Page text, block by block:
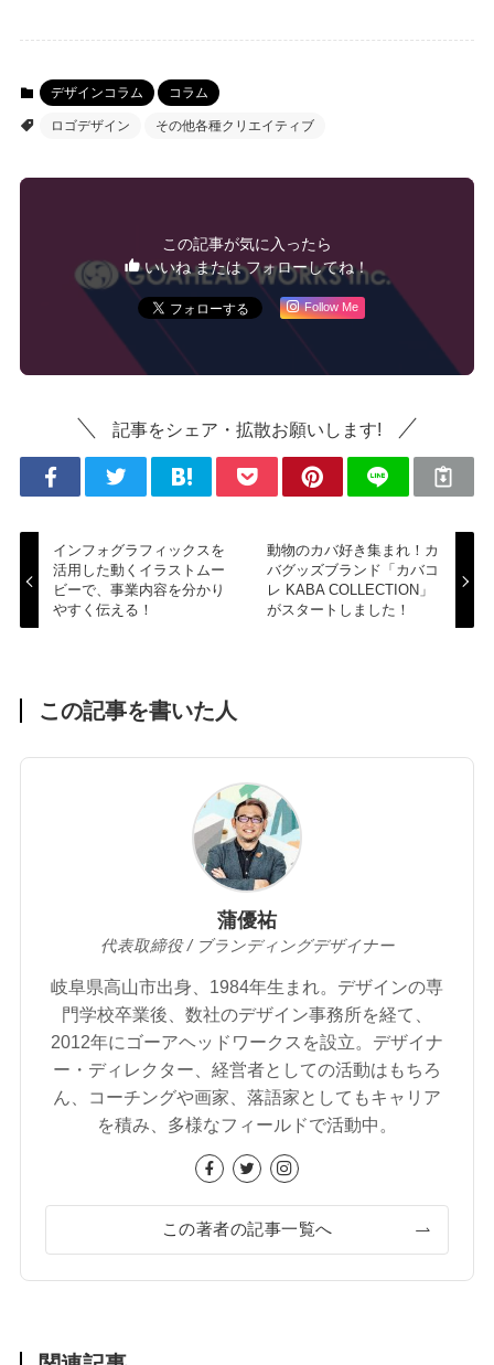
デザインコラム コラム
ロゴデザイン その他各種クリエイティブ
この記事が気に入ったら
いいね または フォローしてね！
Follow Me
記事をシェア・拡散お願いします!
インフォグラフィックスを
活用した動くイラストムー
ビーで、事業内容を分かり
やすく伝える！
動物のカバ好き集まれ！カ
バグッズブランド「カバコ
レ KABA COLLECTION」
がスタートしました！
この記事を書いた人
蒲優祐
代表取締役 / ブランディングデザイナー
岐阜県高山市出身、1984年生まれ。デザインの専
門学校卒業後、数社のデザイン事務所を経て、
2012年にゴーアヘッドワークスを設立。デザイナ
ー・ディレクター、経営者としての活動はもちろ
ん、コーチングや画家、落語家としてもキャリア
を積み、多様なフィールドで活動中。
この著者の記事一覧へ